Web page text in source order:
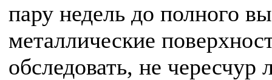
пару недель до полного
металлические
обследовать, не чересчур